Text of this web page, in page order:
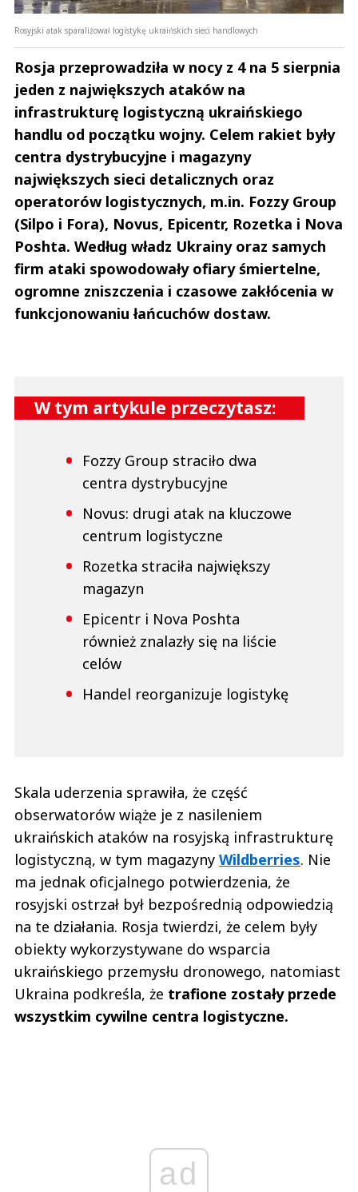
Rosyjski atak sparaliżował logistykę ukraińskich sieci handlowych
Rosja przeprowadziła w nocy z 4 na 5 sierpnia
jeden z największych ataków na
infrastrukturę logistyczną ukraińskiego
handlu od początku wojny. Celem rakiet były
centra dystrybucyjne i magazyny
największych sieci detalicznych oraz
operatorów logistycznych, m.in. Fozzy Group
(Silpo i Fora), Novus, Epicentr, Rozetka i Nova
Poshta. Według władz Ukrainy oraz samych
firm ataki spowodowały ofiary śmiertelne,
ogromne zniszczenia i czasowe zakłócenia w
funkcjonowaniu łańcuchów dostaw.
W tym artykule przeczytasz:
Fozzy Group straciło dwa
centra dystrybucyjne
Novus: drugi atak na kluczowe
centrum logistyczne
Rozetka straciła największy
magazyn
Epicentr i Nova Poshta
również znalazły się na liście
celów
Handel reorganizuje logistykę
Skala uderzenia sprawiła, że część
obserwatorów wiąże je z nasileniem
ukraińskich ataków na rosyjską infrastrukturę
logistyczną, w tym magazyny Wildberries. Nie
ma jednak oficjalnego potwierdzenia, że
rosyjski ostrzał był bezpośrednią odpowiedzią
na te działania. Rosja twierdzi, że celem były
obiekty wykorzystywane do wsparcia
ukraińskiego przemysłu dronowego, natomiast
Ukraina podkreśla, że trafione zostały przede
wszystkim cywilne centra logistyczne.
ad